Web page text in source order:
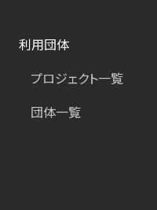
利用団体
プロジェクト一覧
団体一覧